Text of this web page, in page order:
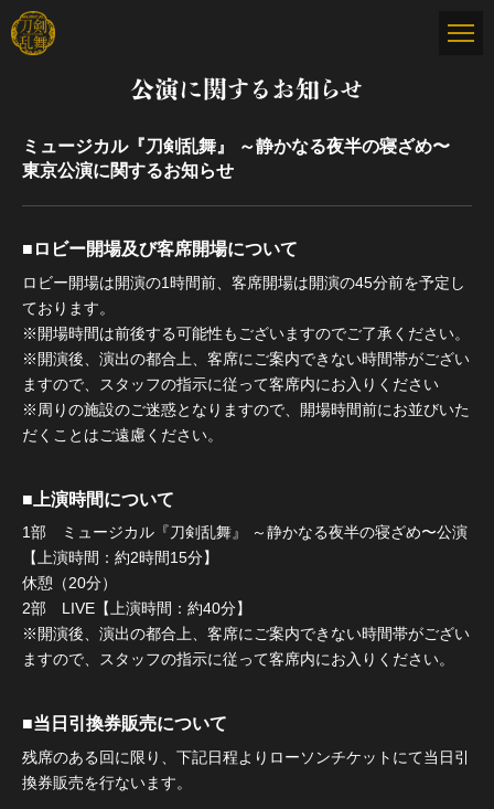
公演に関するお知らせ
ミュージカル『刀剣乱舞』 ～静かなる夜半の寝ざめ〜
東京公演に関するお知らせ
■ロビー開場及び客席開場について
ロビー開場は開演の1時間前、客席開場は開演の45分前を予定し
ております。
※開場時間は前後する可能性もございますのでご了承ください。
※開演後、演出の都合上、客席にご案内できない時間帯がござい
ますので、スタッフの指示に従って客席内にお入りください
※周りの施設のご迷惑となりますので、開場時間前にお並びいた
だくことはご遠慮ください。
■上演時間について
1部 ミュージカル『刀剣乱舞』 ～静かなる夜半の寝ざめ〜公演
【上演時間：約2時間15分】
休憩（20分）
2部 LIVE【上演時間：約40分】
※開演後、演出の都合上、客席にご案内できない時間帯がござい
ますので、スタッフの指示に従って客席内にお入りください。
■当日引換券販売について
残席のある回に限り、下記日程よりローソンチケットにて当日引
換券販売を行ないます。